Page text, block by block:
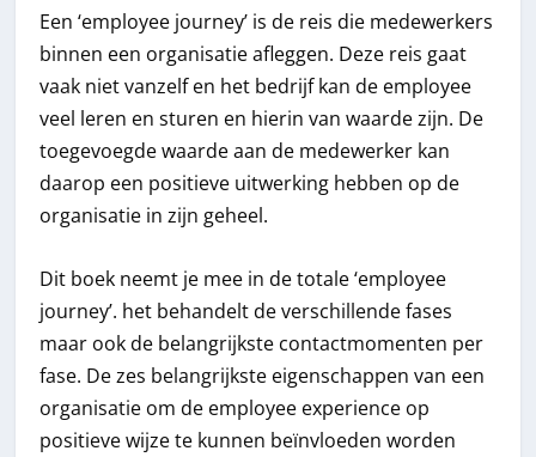
Een ‘employee journey’ is de reis die medewerkers
binnen een organisatie afleggen. Deze reis gaat
vaak niet vanzelf en het bedrijf kan de employee
veel leren en sturen en hierin van waarde zijn. De
toegevoegde waarde aan de medewerker kan
daarop een positieve uitwerking hebben op de
organisatie in zijn geheel.
Dit boek neemt je mee in de totale ‘employee
journey’. het behandelt de verschillende fases
maar ook de belangrijkste contactmomenten per
fase. De zes belangrijkste eigenschappen van een
organisatie om de employee experience op
positieve wijze te kunnen beïnvloeden worden